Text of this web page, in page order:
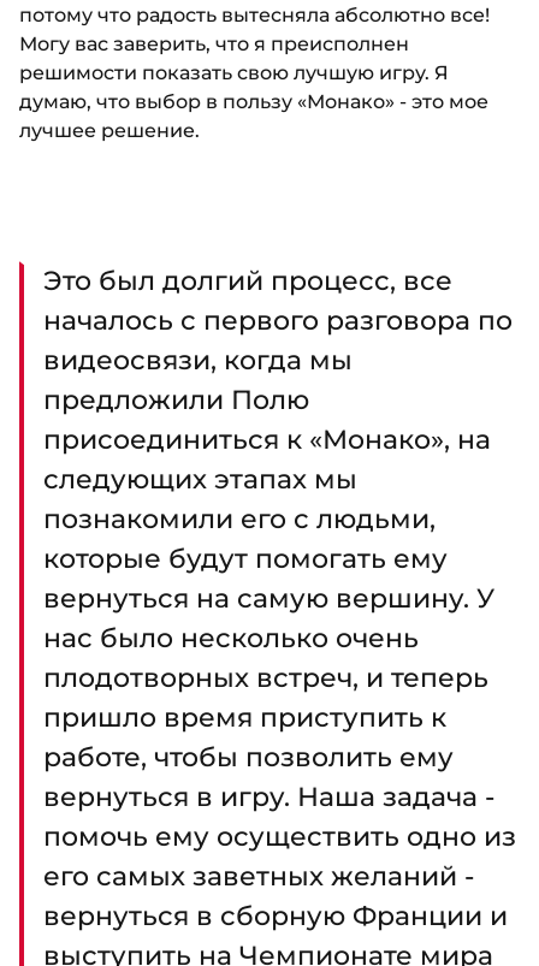
потому что радость вытесняла абсолютно все!
Могу вас заверить, что я преисполнен
решимости показать свою лучшую игру. Я
думаю, что выбор в пользу «Монако» - это мое
лучшее решение.
Это был долгий процесс, все
началось с первого разговора по
видеосвязи, когда мы
предложили Полю
присоединиться к «Монако», на
следующих этапах мы
познакомили его с людьми,
которые будут помогать ему
вернуться на самую вершину. У
нас было несколько очень
плодотворных встреч, и теперь
пришло время приступить к
работе, чтобы позволить ему
вернуться в игру. Наша задача -
помочь ему осуществить одно из
его самых заветных желаний -
вернуться в сборную Франции и
выступить на Чемпионате мира